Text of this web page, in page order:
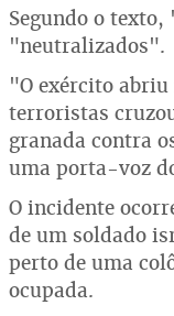
Segundo o
"neutralizados".
"O exército abriu
terroristas
granada contra
uma porta-voz
O incidente
de um soldado
perto de uma
ocupada.